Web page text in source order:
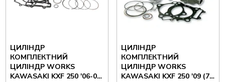
ЦИЛІНДР
КОМПЛЕКТНИЙ
ЦИЛІНДР WORKS
KAWASAKI KXF 250 '06-08
ЦИЛІНДР
КОМПЛЕКТНИЙ
ЦИЛІНДР WORKS
KAWASAKI KXF 250 '09 (77